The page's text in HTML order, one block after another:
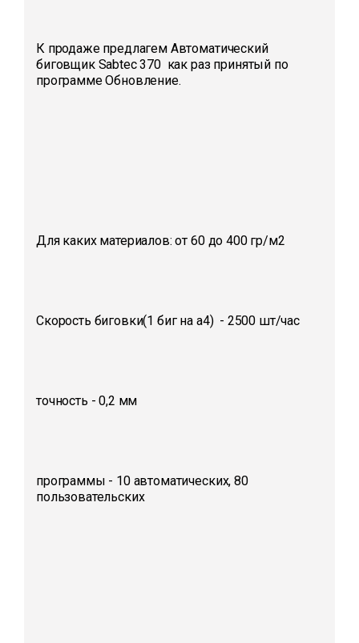
К продаже предлагем Автоматический
биговщик Sabtec 370 как раз принятый по
программе Обновление.
Для каких материалов: от 60 до 400 гр/м2
Скорость биговки(1 биг на а4) - 2500 шт/час
точность - 0,2 мм
программы - 10 автоматических, 80
пользовательских